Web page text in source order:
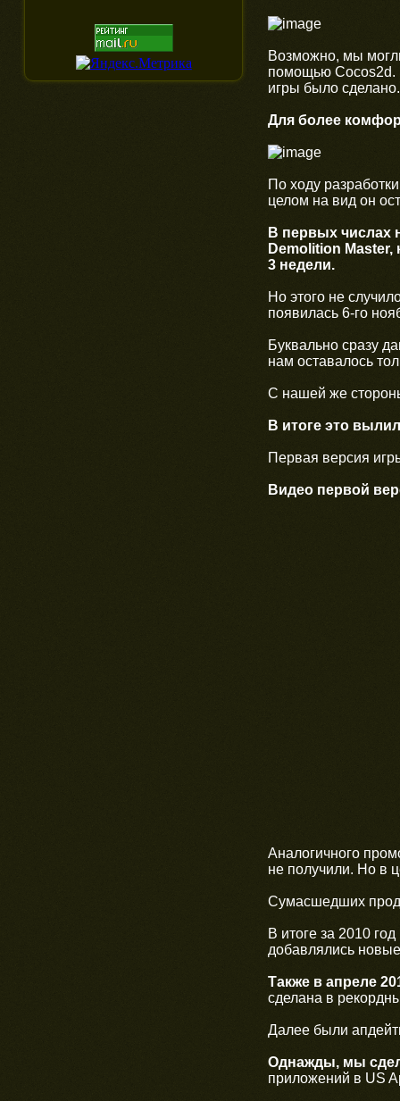
Возможно, мы
помощью Cocos2d.
игры было
Для более
По ходу
целом на вид он
В первых числах
Demolition
3 недели.
Но этого не
появилась 6-го
Буквально сразу
нам оставалось
С нашей же
В итоге это
Первая версия
Видео первой
Аналогичного
не получили. Но в
Сумасшедших
В итоге за 2010
добавлялись
Также в апреле
сделана в
Далее были
Однажды, мы
приложений в US